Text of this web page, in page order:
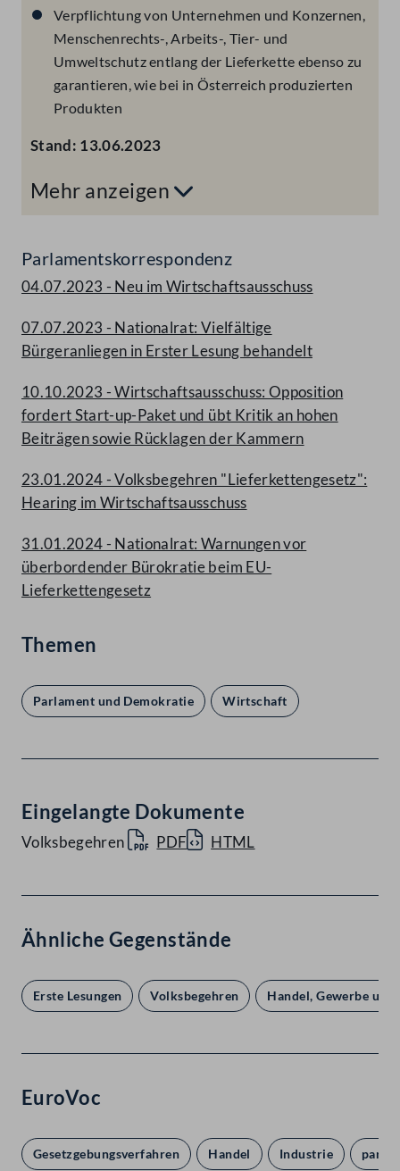
Verpflichtung von Unternehmen und Konzernen,
Menschenrechts-, Arbeits-, Tier- und
Umweltschutz entlang der Lieferkette ebenso zu
garantieren, wie bei in Österreich produzierten
Produkten
Stand: 13.06.2023
Mehr anzeigen
Parlamentskorrespondenz
04.07.2023 - Neu im Wirtschaftsausschuss
07.07.2023 - Nationalrat: Vielfältige
Bürgeranliegen in Erster Lesung behandelt
10.10.2023 - Wirtschaftsausschuss: Opposition
fordert Start-up-Paket und übt Kritik an hohen
Beiträgen sowie Rücklagen der Kammern
23.01.2024 - Volksbegehren "Lieferkettengesetz":
Hearing im Wirtschaftsausschuss
31.01.2024 - Nationalrat: Warnungen vor
überbordender Bürokratie beim EU-
Lieferkettengesetz
Themen
Parlament und Demokratie Wirtschaft
Eingelangte Dokumente
Volksbegehren PDF HTML
Ähnliche Gegenstände
Erste Lesungen Volksbegehren Handel, Gewerbe
EuroVoc
Gesetzgebungsverfahren Handel Industrie